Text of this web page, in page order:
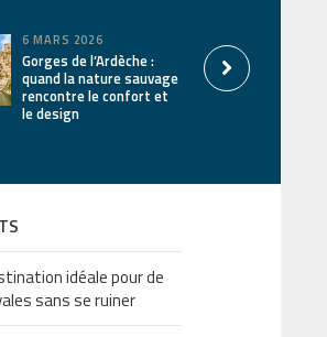
6 MARS 2026
Gorges de l’Ardèche :
quand la nature sauvage
rencontre le confort et
le design
idéale pour de
sans se ruiner